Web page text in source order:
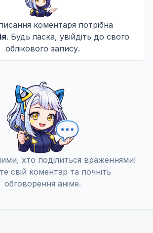
коментаря потрібна
. Будь ласка, увійдіть до свого
облікового запису.
хто поділиться враженнями!
свій коментар та почніть
обговорення аніме.